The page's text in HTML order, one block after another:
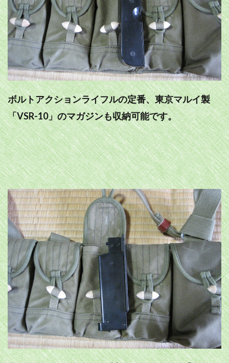
ボルトアクションライフルの定番、東京マルイ製
「VSR-10」のマガジンも収納可能です。